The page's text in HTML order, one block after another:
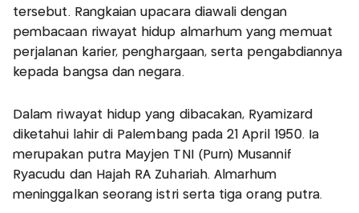
tersebut. Rangkaian upacara diawali dengan
pembacaan riwayat hidup almarhum yang memuat
perjalanan karier, penghargaan, serta pengabdiannya
kepada bangsa dan negara.
Dalam riwayat hidup yang dibacakan, Ryamizard
diketahui lahir di Palembang pada 21 April 1950. Ia
merupakan putra Mayjen TNI (Purn) Musannif
Ryacudu dan Hajah RA Zuhariah. Almarhum
meninggalkan seorang istri serta tiga orang putra.